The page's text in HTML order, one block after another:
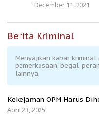
December 11, 2021
Berita Kriminal
Menyajikan kabar
pemerkosaan, begal,
lainnya.
Kekejaman OPM Harus
April 23, 2025